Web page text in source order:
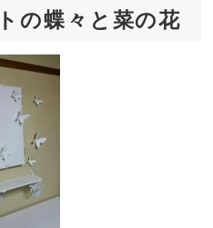
の蝶々と菜の花